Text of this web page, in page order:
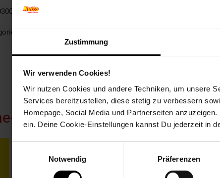
Zustimmung
Wir verwenden Cookies!
Wir nutzen Cookies und andere Techniken, um unsere
Services bereitzustellen, diese stetig zu verbessern
Homepage, Social Media und Partnerseiten
ein. Deine Cookie-Einstellungen kannst Du jederzeit in
Notwendig
Präferenzen
Lebensmittel Vorratspacks
Angebote